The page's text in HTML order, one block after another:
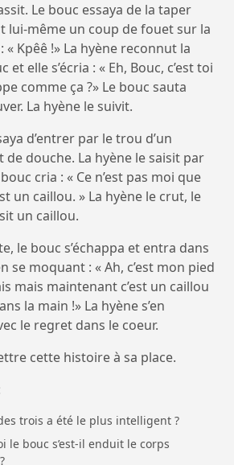
Le bouc essaya de la taper
lui-même un coup de fouet sur la
« Kpêê !» La hyène reconnut la
et elle s’écria : « Eh, Bouc, c’est toi
comme ça ?» Le bouc sauta
La hyène le suivit.
d’entrer par le trou d’un
de douche. La hyène le saisit par
cria : « Ce n’est pas moi que
un caillou. » La hyène le crut, le
un caillou.
le bouc s’échappa et entra dans
se moquant : « Ah, c’est mon pied
mais maintenant c’est un caillou
la main !» La hyène s’en
le regret dans le coeur.
cette histoire à sa place.
trois a été le plus intelligent ?
le bouc s’est-il enduit le corps